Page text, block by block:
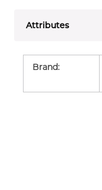
Attributes
Brand: